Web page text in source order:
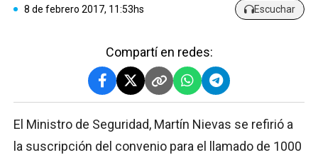
8 de febrero 2017, 11:53hs Escuchar
Compartí en redes:
El Ministro de Seguridad, Martín Nievas se refirió a
la suscripción del convenio para el llamado de 1000